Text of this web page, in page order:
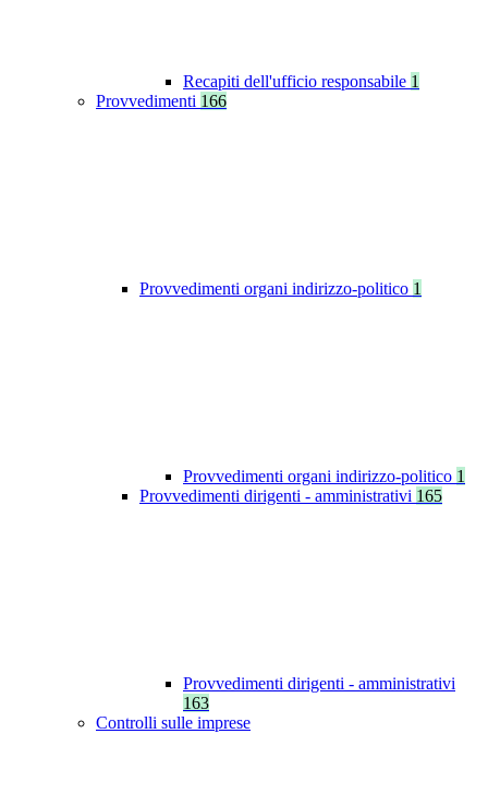
Recapiti dell'ufficio responsabile 1
Provvedimenti 166
Provvedimenti organi indirizzo-politico 1
Provvedimenti organi indirizzo-politico 1
Provvedimenti dirigenti - amministrativi 165
Provvedimenti dirigenti - amministrativi
163
Controlli sulle imprese